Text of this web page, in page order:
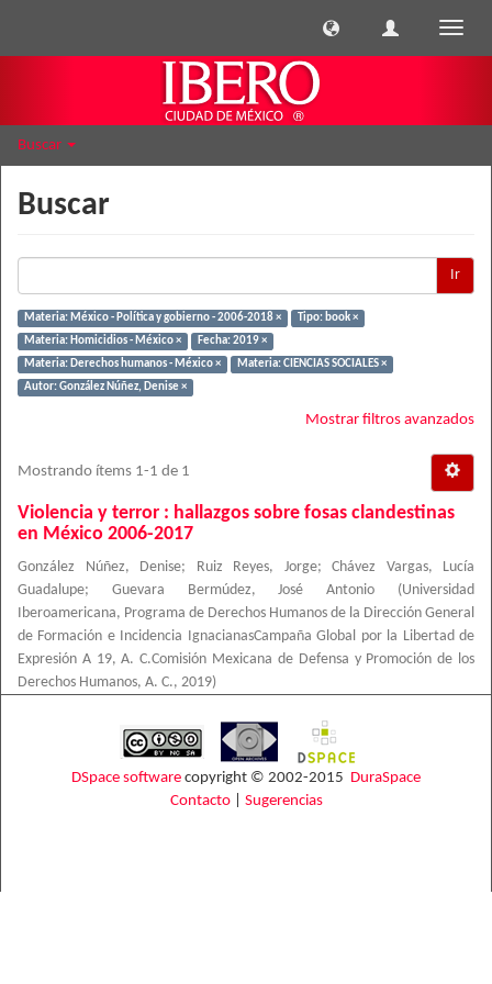
Buscar
Buscar
Ir
Materia: México - Política y gobierno - 2006-2018 ×
Tipo: book ×
Materia: Homicidios - México ×
Fecha: 2019 ×
Materia: Derechos humanos - México ×
Materia: CIENCIAS SOCIALES ×
Autor: González Núñez, Denise ×
Mostrar filtros avanzados
Mostrando ítems 1-1 de 1
Violencia y terror : hallazgos sobre fosas clandestinas
en México 2006-2017
González Núñez, Denise; Ruiz Reyes, Jorge; Chávez Vargas, Lucía
Guadalupe; Guevara Bermúdez, José Antonio (Universidad
Iberoamericana, Programa de Derechos Humanos de la Dirección General
de Formación e Incidencia IgnacianasCampaña Global por la Libertad de
Expresión A 19, A. C.Comisión Mexicana de Defensa y Promoción de los
Derechos Humanos, A. C., 2019)
DSpace software copyright © 2002-2015 DuraSpace
Contacto| Sugerencias